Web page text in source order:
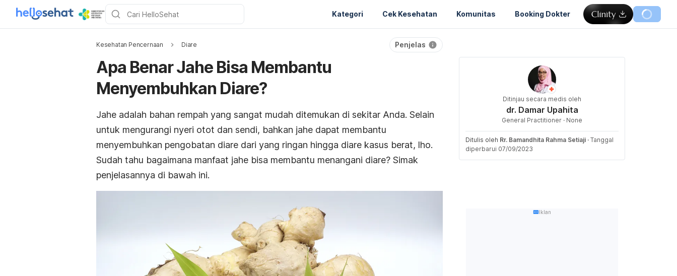
Kategori Cek Kesehatan Komunitas Booking Dokter
Kesehatan Pencernaan Diare Penjelas
Apa Benar Jahe Bisa Membantu
Menyembuhkan Diare?
Jahe adalah bahan rempah yang sangat mudah ditemukan di sekitar Anda. Selain
untuk mengurangi nyeri otot dan sendi, bahkan jahe dapat membantu
menyembuhkan pengobatan diare dari yang ringan hingga diare kasus berat, lho.
Sudah tahu bagaimana manfaat jahe bisa membantu menangani diare? Simak
penjelasannya di bawah ini.
Ditinjau secara medis oleh
dr. Damar Upahita
General Practitioner · None
Ditulis oleh Rr. Bamandhita Rahma Setiaji · Tanggal
diperbarui 07/09/2023
Iklan